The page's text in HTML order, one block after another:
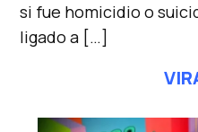
si fue homicidio o
ligado a […]